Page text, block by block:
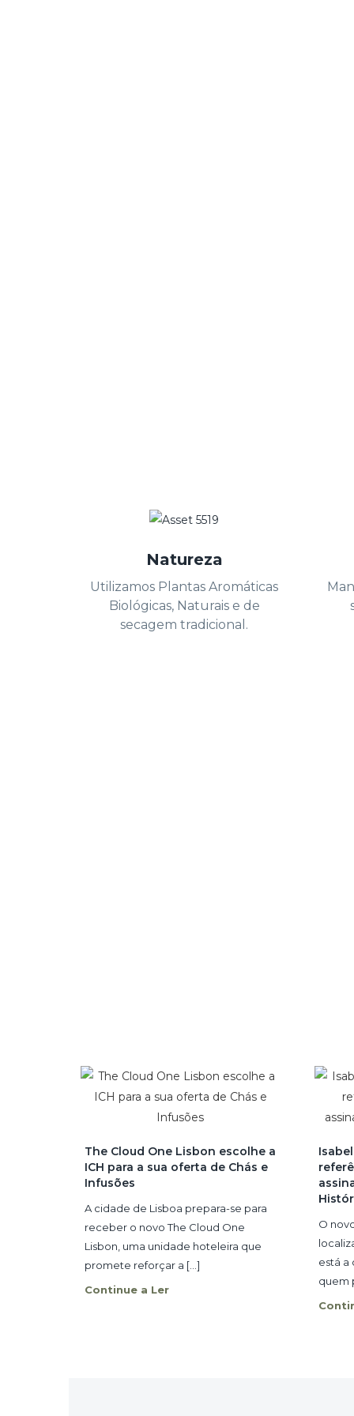
Natureza
Utilizamos Plantas Aromáticas
Biológicas, Naturais e de
secagem tradicional.
The Cloud One Lisbon escolhe a
ICH para a sua oferta de Chás e
Infusões
A cidade de Lisboa prepara-se para
receber o novo The Cloud One
Lisbon, uma unidade hoteleira que
promete reforçar a [...]
Continue a Ler
O
está a
quem